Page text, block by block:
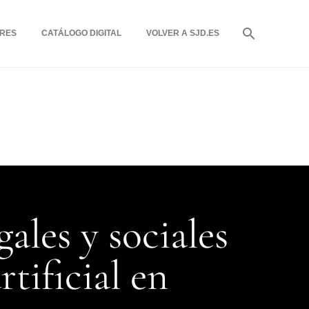
CATÁLOGO DIGITAL VOLVER A SJD.ES
y sociales
en